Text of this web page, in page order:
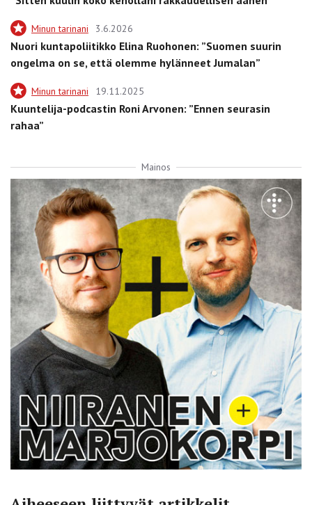
Minun tarinani 3.6.2026
Nuori kuntapoliitikko Elina Ruohonen: ”Suomen suurin
ongelma on se, että olemme hylänneet Jumalan”
Minun tarinani 19.11.2025
Kuuntelija-podcastin Roni Arvonen: ”Ennen seurasin
rahaa”
Mainos